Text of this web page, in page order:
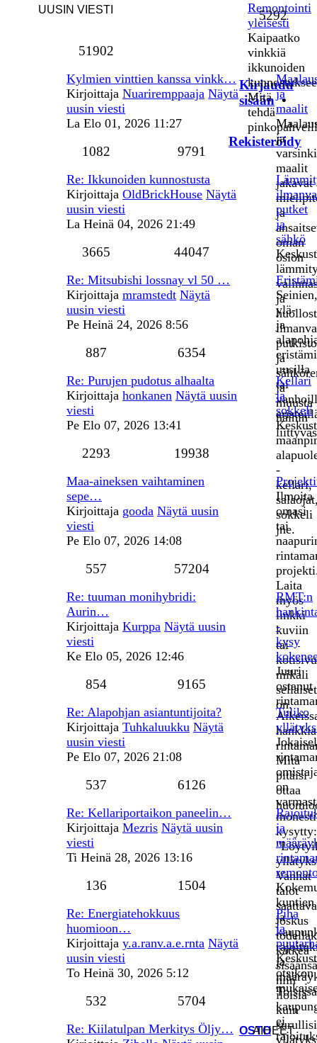
UUSIN VIESTI
Remontointi
yleisesti
Kaipaatko
vinkkiä
ikkunoiden
Mitä
tehdä
5292
51902
Kylmien vinttien kanssa vinkk…
Kirjoittaja Nuariremppaaja Näytä
uusin viesti
La Elo 01, 2026 11:27
ja
maalit
ja
maalit
jakavat
ja
oman
osion
1082 9791
Re: Ikkunoiden kunnostusta
Kirjoittaja OldBrickHouse Näytä
uusin viesti
La Heinä 04, 2026 21:49
putket
ja
sähkö
ja
ja
ja
muusta
näihin
3665 44047
Re: Mitsubishi lossnay vl 50 …
Kirjoittaja mramstedt Näytä
uusin viesti
Pe Heinä 24, 2026 8:56
Seinien,
ylä-
ja
uusilla
tai
887 6354
Re: Purujen pudotus alhaalta
Kirjoittaja honkanen Näytä uusin
viesti
Pe Elo 07, 2026 13:41
Kellari
ja
sokkeli
-
kellari,
sokkeli
jne.
2293 19938
Maa-aineksen vaihtaminen
sepe…
Kirjoittaja gooda Näytä uusin
viesti
Pe Elo 07, 2026 14:08
Ilmoita
omasi
tai
Laita
myös
linkki
kuviin
tai
mikäli
sellaiset
on.
557 57204
Re: tuuman monihybridi:
Aurin…
Kirjoittaja Kurppa Näytä uusin
viesti
Ke Elo 05, 2026 12:46
RMT:n
-
kysy
Juuri
ostanut
hankkia
Mitä
pitäisi
ottaa
854 9165
Re: Alapohjan asiantuntijoita?
Kirjoittaja Tuhkaluukku Näytä
uusin viesti
Pe Elo 07, 2026 21:08
Tuliko
on
monesti
kysytty:
Vanhat
talot
joskus
kätkeä
sisäänsä
niin
iloisia
kuin
537 6126
Re: Kellariportaikon paneelin…
Kirjoittaja Mezris Näytä uusin
viesti
Ti Heinä 28, 2026 13:16
ja
kuntien
ja
ja
Toisissa
ei
136 1504
Re: Energiatehokkuus
huomioon…
Kirjoittaja y.a.ranv.a.e.rnta Näytä
uusin viesti
To Heinä 30, 2026 5:12
Piha
ja
otsikon
532 5704
Re: Kiilatulpan Merkitys Öljy… OSTO
AIHEET
Kirjaudu
sisään•
Rekisteröidy